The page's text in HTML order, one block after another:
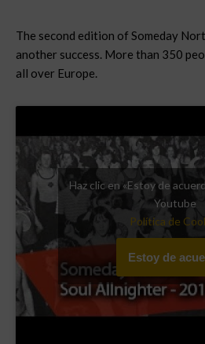
The second edition of Someday
another success. More than 350
all over Europe.
Haz clic en «Estoy de
Youtube
Política de
Estoy de